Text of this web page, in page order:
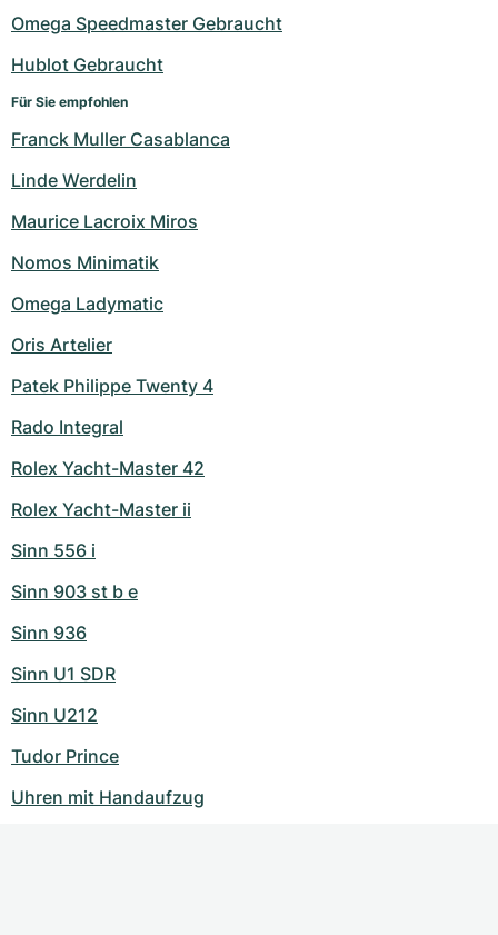
Omega Speedmaster Gebraucht
Hublot Gebraucht
Für Sie empfohlen
Franck Muller Casablanca
Linde Werdelin
Maurice Lacroix Miros
Nomos Minimatik
Omega Ladymatic
Oris Artelier
Patek Philippe Twenty 4
Rado Integral
Rolex Yacht-Master 42
Rolex Yacht-Master ii
Sinn 556 i
Sinn 903 st b e
Sinn 936
Sinn U1 SDR
Sinn U212
Tudor Prince
Uhren mit Handaufzug